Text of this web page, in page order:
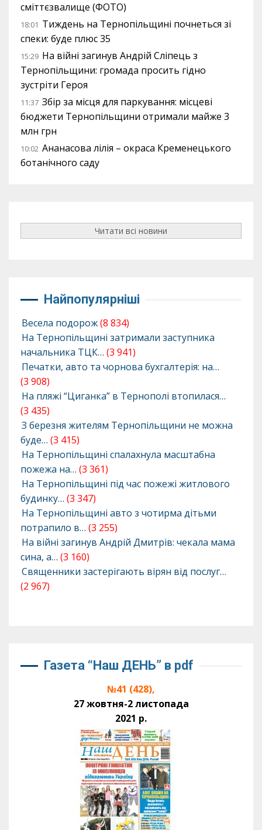
сміттєзвалище (ФОТО)
18:01 Тиждень на Тернопільщині почнеться зі
спеки: буде плюс 35
15:29 На війні загинув Андрій Сліпець з
Тернопільщини: громада просить гідно
зустріти Героя
11:37 Збір за місця для паркування: місцеві
бюджети Тернопільщини отримали майже 3
млн грн
10:02 Ананасова лілія – окраса Кременецького
ботанічного саду
Читати всі новини
Найпопулярніші
Весела подорож(8 834)
На Тернопільщині затримали заступника
начальника ТЦК… (3 941)
Печатки, авто та чорнова бухгалтерія: на…
(3 908)
На пляжі “Циганка” в Тернополі втопилася…
(3 435)
З березня жителям Тернопільщини не можна
буде… (3 415)
На Тернопільщині спалахнула масштабна
пожежа на… (3 361)
На Тернопільщині під час пожежі житлового
будинку… (3 347)
На Тернопільщині авто з чотирма дітьми
потрапило в… (3 255)
На війні загинув Андрій Дмитрів: чекала мама
сина, а… (3 160)
Священники застерігають вірян від послуг…
(2 967)
Газета “Наш ДЕНЬ” в pdf
№41 (428),
27 жовтня-2 листопада
2021 р.